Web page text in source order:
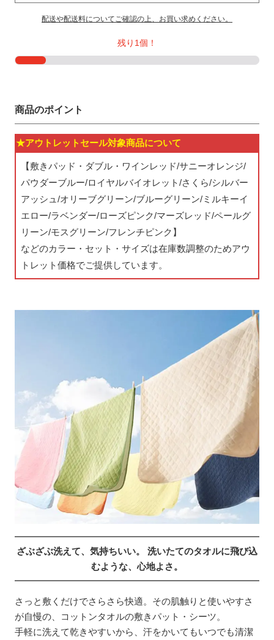
配送や配送料についてご確認の上、お買い求めください。
残り1個！
商品のポイント
★アウトレットセール対象商品について
【敷きパッド・ダブル・ワインレッド/サニーオレンジ/
パウダーブルー/ロイヤルバイオレット/さくら/シルバー
アッシュ/オリーブグリーン/ブルーグリーン/ミルキーイ
エロー/ラベンダー/ローズピンク/マーズレッド/ペールグ
リーン/モスグリーン/フレンチピンク】
などのカラー・セット・サイズは在庫数調整のためアウ
トレット価格でご提供しています。
ざぶざぶ洗えて、気持ちいい。 洗いたてのタオルに飛び込
むような、心地よさ。
さっと敷くだけでさらさら快適。その肌触りと使いやすさ
が自慢の、コットンタオルの敷きパット・シーツ。
手軽に洗えて乾きやすいから、汗をかいてもいつでも清潔